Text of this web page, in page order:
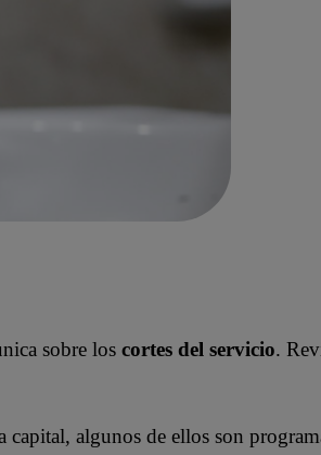
sobre los cortes del servicio.
capital, algunos de ellos son